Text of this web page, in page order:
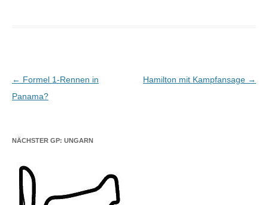
Beitragsnavigation
← Formel 1-Rennen in
Panama?
Hamilton mit Kampfansage →
NÄCHSTER GP: UNGARN